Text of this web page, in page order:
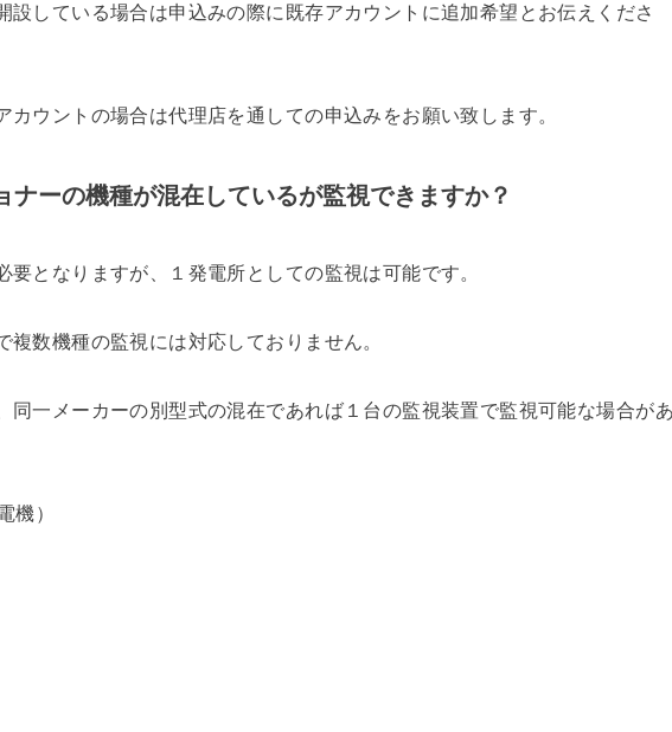
設している場合は申込みの際に既存アカウントに追加希望とお伝えくださ
カウントの場合は代理店を通しての申込みをお願い致します。
ナーの機種が混在しているが監視できますか？
要となりますが、１発電所としての監視は可能です。
複数機種の監視には対応しておりません。
同一メーカーの別型式の混在であれば１台の監視装置で監視可能な場合があ
機）